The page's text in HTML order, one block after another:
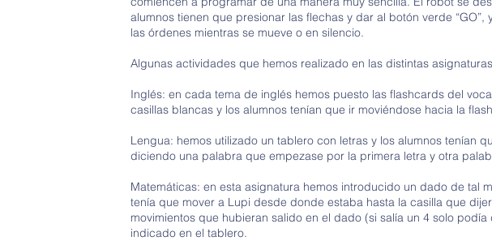
alumnos tienen que presionar las flechas y dar al botón verde
las órdenes mientras se mueve o en silencio.
Algunas actividades que hemos realizado en las distintas
Inglés: en cada tema de inglés hemos puesto las flashcards del
casillas blancas y los alumnos tenían que ir moviéndose hacia la
Lengua: hemos utilizado un tablero con letras y los alumnos tenían
diciendo una palabra que empezase por la primera letra y otra
Matemáticas: en esta asignatura hemos introducido un dado de tal
tenía que mover a Lupi desde donde estaba hasta la casilla que
movimientos que hubieran salido en el dado (si salía un 4 solo
indicado en el tablero.